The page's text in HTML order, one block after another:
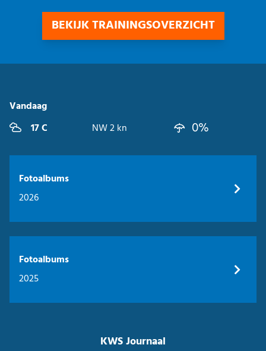
BEKIJK TRAININGSOVERZICHT
Vandaag
17 C
NW 2 kn 0%
Fotoalbums
2026
Fotoalbums
2025
KWS Journaal